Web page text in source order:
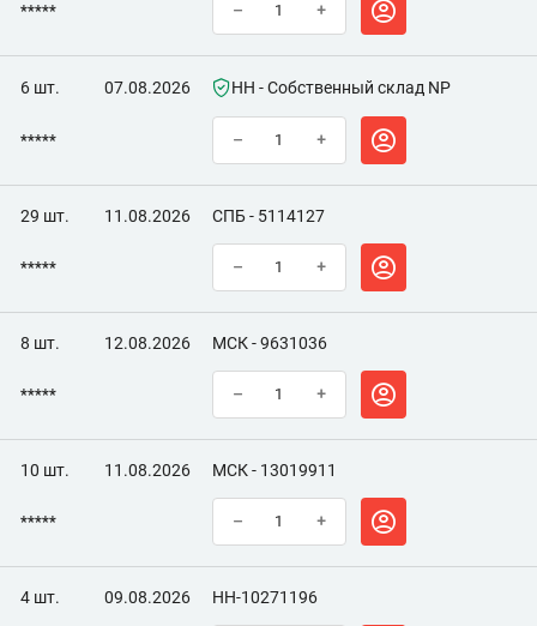
***** – +
6 шт. 07.08.2026 НН - Собственный склад NP
***** – +
29 шт. 11.08.2026 СПБ - 5114127
***** – +
8 шт. 12.08.2026 МСК - 9631036
***** – +
10 шт. 11.08.2026 МСК - 13019911
***** – +
4 шт. 09.08.2026 НН-10271196